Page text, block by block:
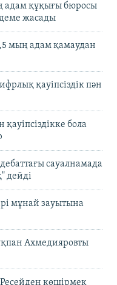
адам құқығы бюросы
жасады
мың адам қамаудан
қауіпсіздік пән
бола
сауалнамада
дейді
мұнай зауытына
Ахмедияровты
көшірмек